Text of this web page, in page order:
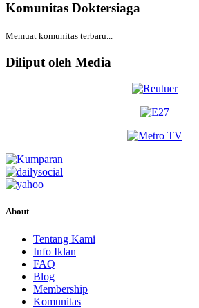
Komunitas Doktersiaga
Memuat komunitas terbaru...
Diliput oleh Media
About
Tentang Kami
Info Iklan
FAQ
Blog
Membership
Komunitas